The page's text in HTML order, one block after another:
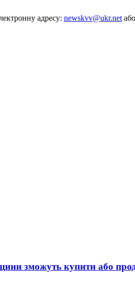
адресу: newskvv@ukr.net
зможуть купити або